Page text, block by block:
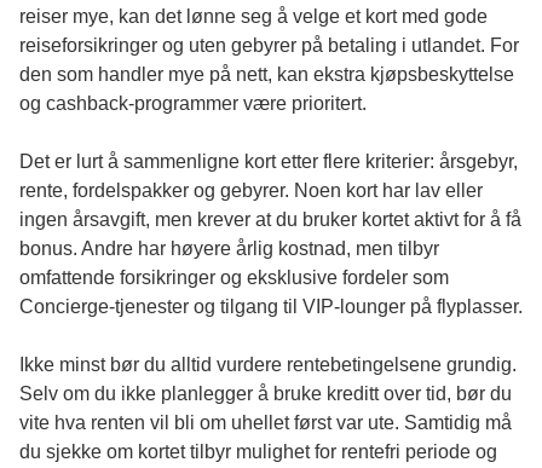
reiser mye, kan det lønne seg å velge et kort med gode
reiseforsikringer og uten gebyrer på betaling i utlandet. For
den som handler mye på nett, kan ekstra kjøpsbeskyttelse
og cashback-programmer være prioritert.
Det er lurt å sammenligne kort etter flere kriterier: årsgebyr,
rente, fordelspakker og gebyrer. Noen kort har lav eller
ingen årsavgift, men krever at du bruker kortet aktivt for å få
bonus. Andre har høyere årlig kostnad, men tilbyr
omfattende forsikringer og eksklusive fordeler som
Concierge-tjenester og tilgang til VIP-lounger på flyplasser.
Ikke minst bør du alltid vurdere rentebetingelsene grundig.
Selv om du ikke planlegger å bruke kreditt over tid, bør du
vite hva renten vil bli om uhellet først var ute. Samtidig må
du sjekke om kortet tilbyr mulighet for rentefri periode og